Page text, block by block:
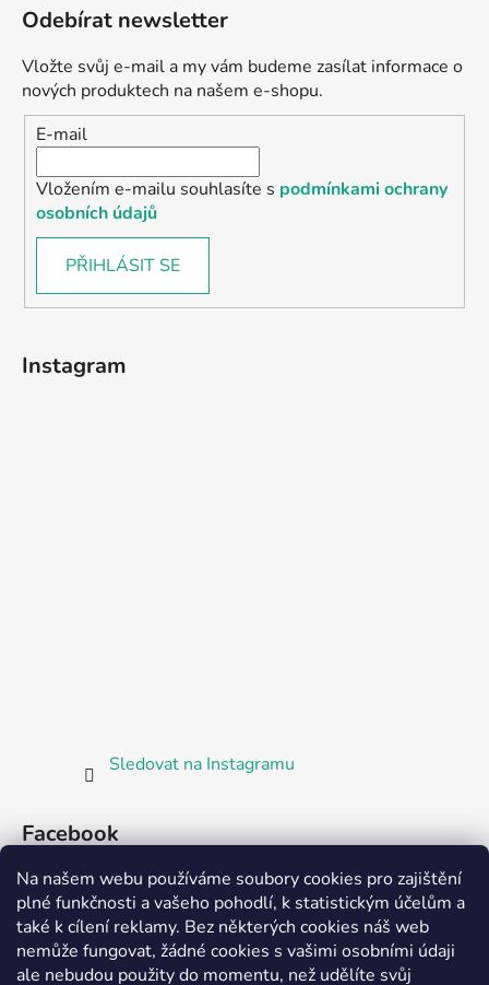
Na našem webu používáme soubory cookies pro zajištění
plné funkčnosti a vašeho pohodlí, k statistickým účelům a
také k cílení reklamy. Bez některých cookies náš web
nemůže fungovat, žádné cookies s vašimi osobními údaji
ale nebudou použity do momentu, než udělíte svůj
Odebírat newsletter
Vložte svůj e-mail a my vám budeme zasílat informace o
nových produktech na našem e-shopu.
E-mail
Vložením e-mailu souhlasíte s podmínkami ochrany
osobních údajů
PŘIHLÁSIT SE
Instagram
Sledovat na Instagramu
Facebook